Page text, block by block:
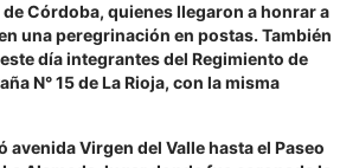
Córdoba, quienes llegaron a honrar a
una peregrinación en postas. También
día integrantes del Regimiento de
N° 15 de La Rioja, con la misma
avenida Virgen del Valle hasta el Paseo